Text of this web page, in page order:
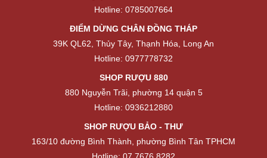
Hotline: 0785007664
ĐIỂM DỪNG CHÂN ĐỒNG THÁP
39K QL62, Thủy Tây, Thạnh Hóa, Long An
Hotline: 0977778732
SHOP RƯỢU 880
880 Nguyễn Trãi, phường 14 quận 5
Hotline: 0936212880
SHOP RƯỢU BẢO - THƯ
163/10 đường Bình Thành, phường Bình Tân TPHCM